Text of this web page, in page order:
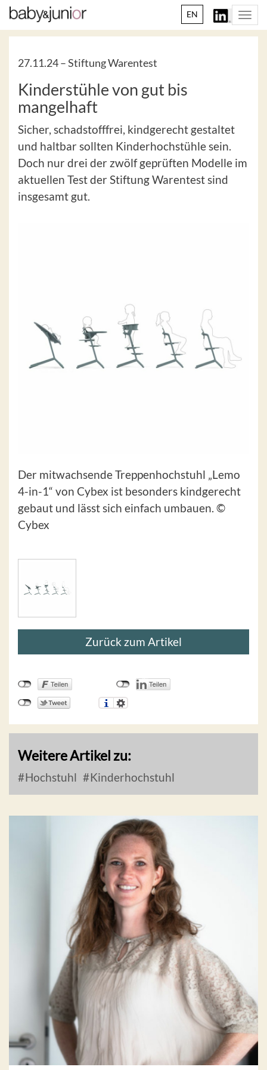
EN
27.11.24 –Stiftung Warentest
Kinderstühle von gut bis
mangelhaft
Sicher, schadstofffrei, kindgerecht gestaltet
und haltbar sollten Kinderhochstühle sein.
Doch nur drei der zwölf geprüften Modelle im
aktuellen Test der Stiftung Warentest sind
insgesamt gut.
Der mitwachsende Treppenhochstuhl „Lemo
4-in-1“ von Cybex ist besonders kindgerecht
gebaut und lässt sich einfach umbauen. ©
Cybex
Zurück zum Artikel
Weitere Artikel zu:
Hochstuhl Kinderhochstuhl